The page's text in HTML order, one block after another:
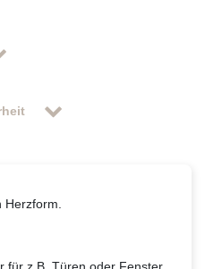
für z.B. Türen oder Fenster